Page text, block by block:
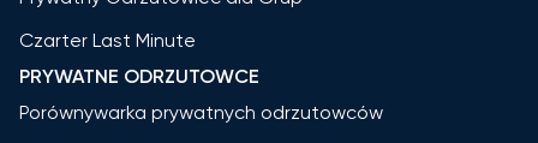
Czarter Last Minute
PRYWATNE ODRZUTOWCE
Porównywarka prywatnych odrzutowców